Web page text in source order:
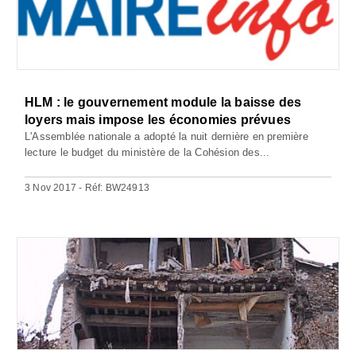
HLM : le gouvernement module la baisse des
loyers mais impose les économies prévues
L'Assemblée nationale a adopté la nuit dernière en première
lecture le budget du ministère de la Cohésion des...
3 Nov 2017 - Réf: BW24913